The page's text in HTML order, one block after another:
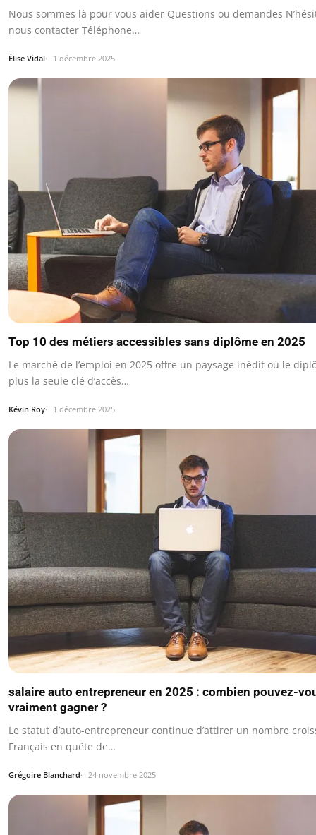
Nous sommes là pour vous aider Questions ou demandes
nous contacter Téléphone…
Élise Vidal 1 décembre 2025
Top 10 des métiers accessibles sans diplôme en 2025
Le marché de l’emploi en 2025 offre un paysage inédit où le
plus la seule clé d’accès…
Kévin Roy 1 décembre 2025
salaire auto entrepreneur en 2025 : combien pouvez-
vraiment gagner ?
Le statut d’auto-entrepreneur continue d’attirer un nombre
Français en quête de…
Grégoire Blanchard 24 novembre 2025